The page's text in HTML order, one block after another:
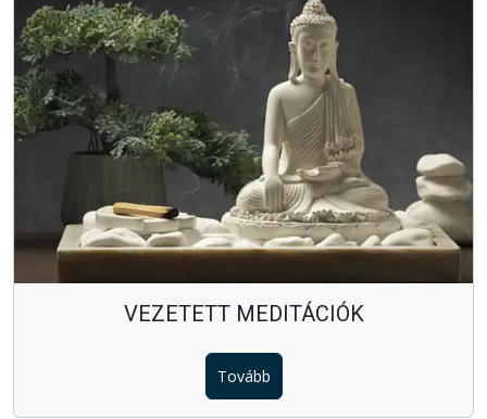
VEZETETT MEDITÁCIÓK
Tovább